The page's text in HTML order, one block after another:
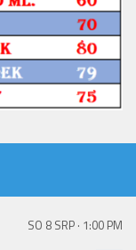
SO 8 SRP · 1:00 PM